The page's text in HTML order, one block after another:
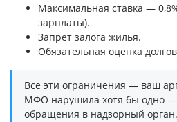
Максимальная ставка —
зарплаты).
Запрет залога жилья.
Обязательная оценка
Все эти ограничения — ваш
МФО нарушила хотя бы одно —
обращения в надзорный орган.